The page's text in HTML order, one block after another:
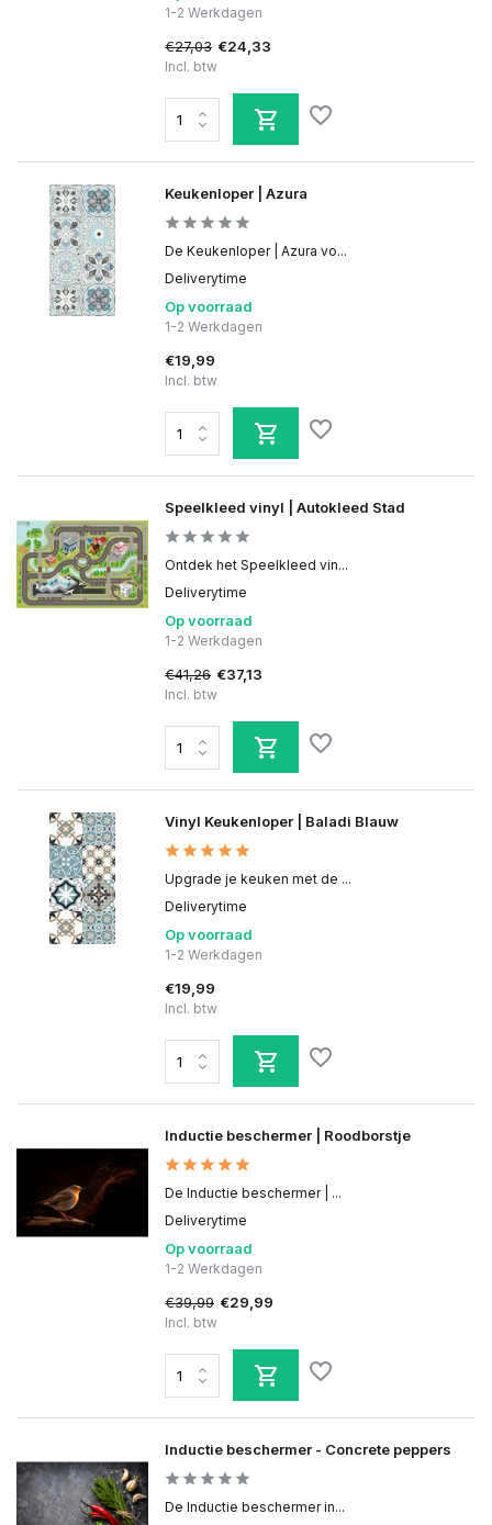
1-2 Werkdagen
€27,03 €24,33
Incl. btw
Keukenloper | Azura
De Keukenloper | Azura vo...
Deliverytime
Op voorraad
1-2 Werkdagen
€19,99
Incl. btw
Speelkleed vinyl | Autokleed Stad
Ontdek het Speelkleed vin...
Deliverytime
Op voorraad
1-2 Werkdagen
€41,26 €37,13
Incl. btw
Vinyl Keukenloper | Baladi Blauw
Upgrade je keuken met de ...
Deliverytime
Op voorraad
1-2 Werkdagen
€19,99
Incl. btw
Inductie beschermer | Roodborstje
De Inductie beschermer | ...
Deliverytime
Op voorraad
1-2 Werkdagen
€39,99 €29,99
Incl. btw
Inductie beschermer - Concrete peppers
De Inductie beschermer in...